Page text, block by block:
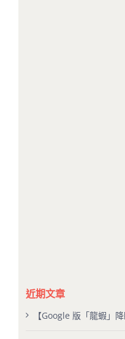
近期文章
【Google 版「龍蝦」